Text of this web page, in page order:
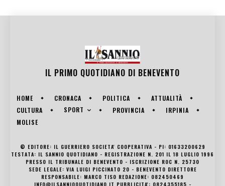
IL PRIMO QUOTIDIANO DI BENEVENTO
HOME CRONACA POLITICA
ATTUALITÀ
CULTURA
SPORT PROVINCIA
IRPINIA
MOLISE
© EDITORE: IL GUERRIERO SOCIETA' COOPERATIVA - PI: 01633200629
TESTATA: IL SANNIO QUOTIDIANO - REGISTRAZIONE N. 201 IL 18 LUGLIO 1996
PRESSO IL TRIBUNALE DI BENEVENTO - ISCRIZIONE ROC N. 25730
SEDE LEGALE: VIA LUIGI PICCINATO 20 - BENEVENTO DIRETTORE
RESPONSABILE: MARCO TISO REDAZIONE: 082450469
INFO@ILSANNIOQUOTIDIANO.IT PUBBLICITA': 0824355185 -